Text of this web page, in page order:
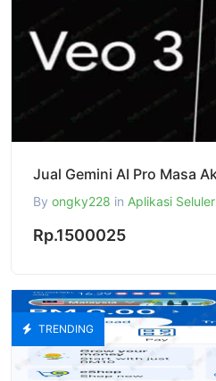
By ongky228 in Aplikasi Seluler
Rp.1500025
TRENDING